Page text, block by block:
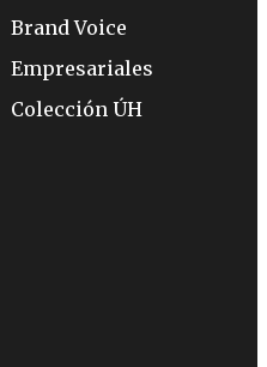
Brand Voice
Empresariales
Colección ÚH